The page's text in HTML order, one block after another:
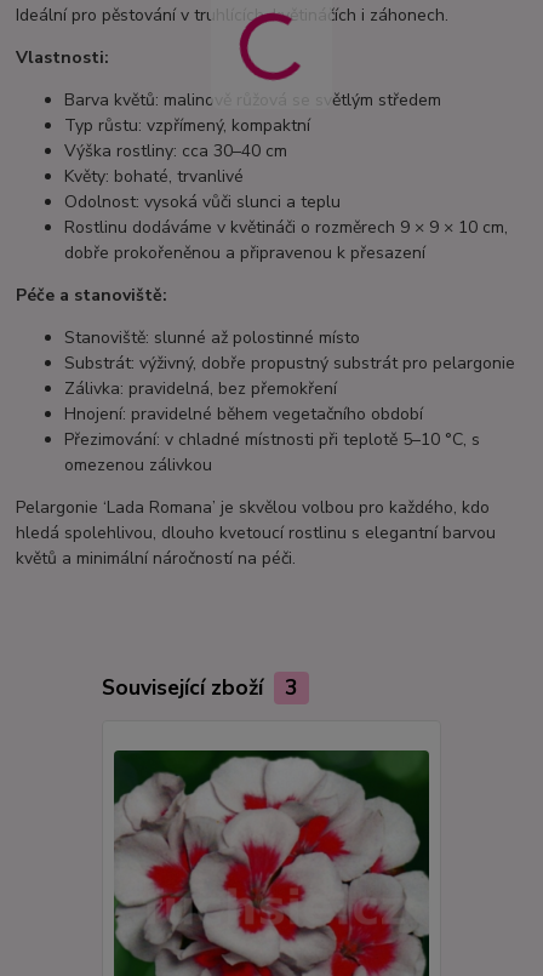
Ideální pro pěstování v truhlících, květináčích i záhonech.
Vlastnosti:
Barva květů: malinově růžová se světlým středem
Typ růstu: vzpřímený, kompaktní
Výška rostliny: cca 30–40 cm
Květy: bohaté, trvanlivé
Odolnost: vysoká vůči slunci a teplu
Rostlinu dodáváme v květináči o rozměrech 9 × 9 × 10 cm,
dobře prokořeněnou a připravenou k přesazení
Péče a stanoviště:
Stanoviště: slunné až polostinné místo
Substrát: výživný, dobře propustný substrát pro pelargonie
Zálivka: pravidelná, bez přemokření
Hnojení: pravidelné během vegetačního období
Přezimování: v chladné místnosti při teplotě 5–10 °C, s
omezenou zálivkou
Pelargonie ‘Lada Romana’ je skvělou volbou pro každého, kdo
hledá spolehlivou, dlouho kvetoucí rostlinu s elegantní barvou
květů a minimální náročností na péči.
Související zboží 3